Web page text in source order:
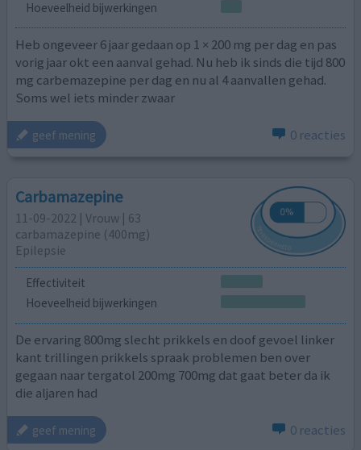
Hoeveelheid bijwerkingen
Heb ongeveer 6 jaar gedaan op 1 × 200 mg per dag en pas
vorig jaar okt een aanval gehad. Nu heb ik sinds die tijd 800
mg carbemazepine per dag en nu al 4 aanvallen gehad.
Soms wel iets minder zwaar
geef mening 0 reacties
Carbamazepine
11-09-2022 | Vrouw | 63
carbamazepine (400mg)
Epilepsie
Effectiviteit
Hoeveelheid bijwerkingen
De ervaring 800mg slecht prikkels en doof gevoel linker
kant trillingen prikkels spraak problemen ben over
gegaan naar tergatol 200mg 700mg dat gaat beter da ik
die aljaren had
geef mening 0 reacties